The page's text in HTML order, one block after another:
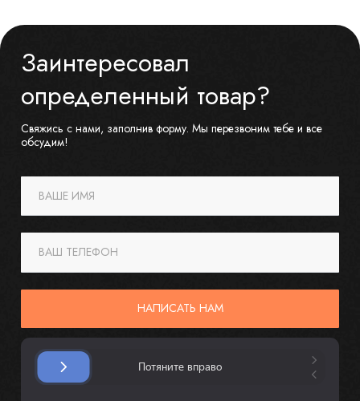
Заинтересовал
определенный товар?
Свяжись с нами, заполнив форму. Мы перезвоним тебе и все
обсудим!
ВАШЕ ИМЯ
ВАШ ТЕЛЕФОН
НАПИСАТЬ НАМ